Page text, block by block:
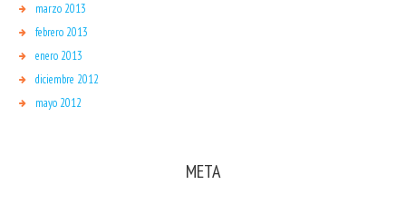
marzo 2013
febrero 2013
enero 2013
diciembre 2012
mayo 2012
META